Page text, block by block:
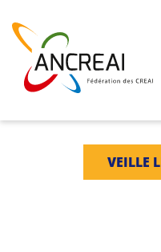
content
ANCREAI
VEILLE